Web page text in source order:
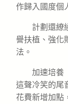
作歸入國度個
計劃還繚
譽扶植、強化
法。
加速培養
這聲冷笑的尾
花費新增加點